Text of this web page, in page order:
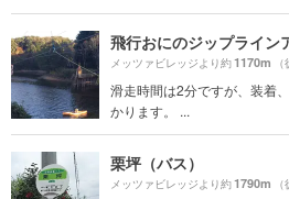
飛行おにのジップライン
メッツァビレッジより約1170m
滑走時間は2分ですが、装着
かります。 ...
栗坪（バス）
メッツァビレッジより約1790m